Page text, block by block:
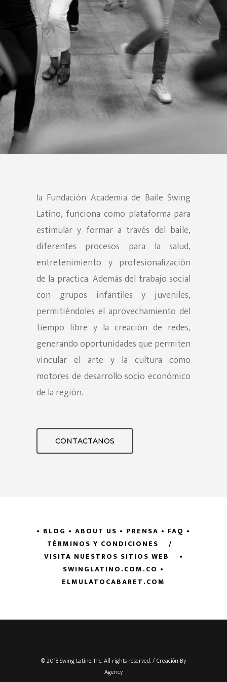
la Fundación Academia de Baile Swing
Latino, funciona como plataforma para
estimular y formar a través del baile,
diferentes procesos para la salud,
entretenimiento y profesionalización
de la practica. Además del trabajo social
con grupos infantiles y juveniles,
permitiéndoles el aprovechamiento del
tiempo libre y la creación de redes,
generando oportunidades que permiten
vincular el arte y la cultura como
motores de desarrollo socio económico
de la región.
CONTACTANOS
• BLOG • ABOUT US • PRENSA • FAQ •
TÉRMINOS Y CONDICIONES
/
VISITA NUESTROS SITIOS WEB
•
SWINGLATINO.COM.CO •
ELMULATOCABARET.COM
© 2018 Swing Latino. Inc. All rights reserved. / Creación By
Agency
CONTACTO DE PRENSA:
(60)2 393 6081 | (60)2
(60) 317 893 3072
CORREO ELECTRÓNICO:
Escuela@swinglatino.co